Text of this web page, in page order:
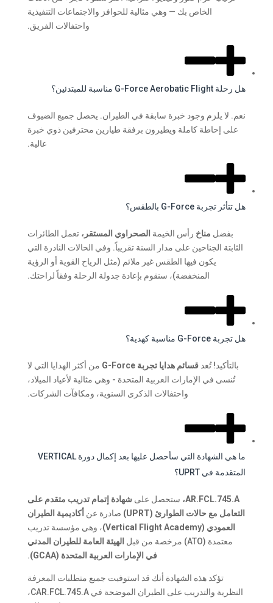
الخاص بك — وهي مثالية للحوافز والاجتماعات التنفيذية
واحتفالات الفريق.
هل رحلة G-Force Aerobatic Flight مناسبة للمبتدئين؟
نعم. لا يلزم وجود خبرة سابقة في الطيران. يحصل جميع الضيوف
على إحاطة كاملة ويطيرون برفقة طيارين محترفين ذوي خبرة
عالية.
هل تتأثر تجربة G-Force بالطقس؟
بفضل مناخ رأس الخيمة الصحراوي المستقر، تعمل الطائرات
الثابتة الجناحين على مدار السنة تقريباً. وفي الحالات النادرة التي
يكون فيها الطقس غير ملائم (مثل الرياح القوية أو الرؤية
المنخفضة)، سنقوم بإعادة جدولة الرحلة وفقاً لراحتك.
هل تجربة G-Force مناسبة كهدية؟
بالتأكيد! تُعدقسائم هدايا تجربة G-Force
من أكثر الهدايا التي لا
تُنسى في الإمارات العربية المتحدة - وهي مثالية لأعياد الميلاد،
واحتفالات الذكرى السنوية، ومكافآت الشركات.
ما هي الشهادة التي سأحصل عليها بعد إكمال دورة VERTICAL
المتقدمة في UPRT؟
AR.FCL.745.A، ستحصل على شهادة إتمام تدريب متقدم على
التعامل مع حالات الطوارئ (UPRT)
صادرة عن أكاديمية الطيران
العمودي (Vertical Flight Academy)
، وهي مؤسسة تدريب
معتمدة (ATO) مرخصة من قبل
الهيئة العامة للطيران المدني
في الإمارات العربية المتحدة (GCAA)
.
تؤكد هذه الشهادة أنك قد استوفيت جميع متطلبات المعرفة
النظرية والتدريب على الطيران الموضحة في CAR.FCL.745.A،